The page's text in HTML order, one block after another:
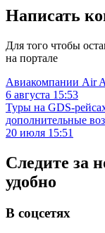
Написать
Для того чтобы
на портале
Авиакомпании Air
6 августа 15:53
Туры на GDS-
дополнительные
20 июля 15:51
Следите за
удобно
В соцсетях